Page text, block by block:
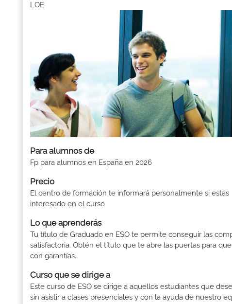
LOE
Para alumnos de
Fp para alumnos en España en 2026
Precio
El centro de formación te informará personalmente si estás
interesado en el curso
Lo que aprenderás
Tu título de Graduado en ESO te permite conseguir las
satisfactoria. Obtén el título que te abre las puertas para
con garantías.
Curso que se dirige a
Este curso de ESO se dirige a aquellos estudiantes que
sin asistir a clases presenciales y con la ayuda de nuestro